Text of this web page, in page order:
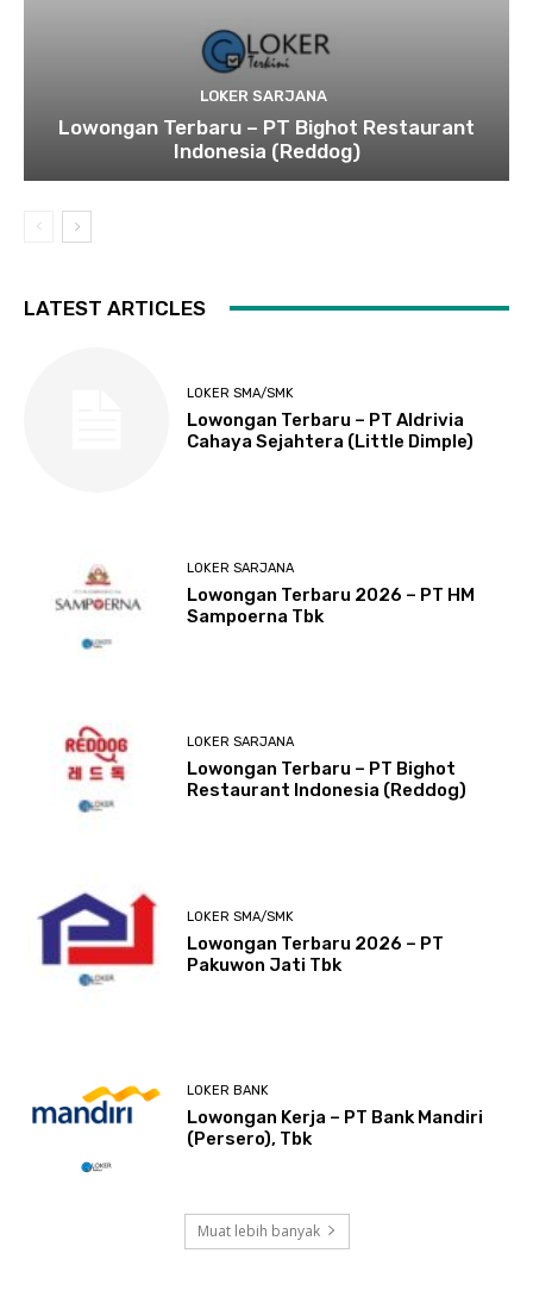
LOKER SARJANA
Lowongan Terbaru – PT Bighot Restaurant
Indonesia (Reddog)
LATEST ARTICLES
LOKER SMA/SMK
Lowongan Terbaru – PT Aldrivia
Cahaya Sejahtera (Little Dimple)
LOKER SARJANA
Lowongan Terbaru 2026 – PT HM
Sampoerna Tbk
LOKER SARJANA
Lowongan Terbaru – PT Bighot
Restaurant Indonesia (Reddog)
LOKER SMA/SMK
Lowongan Terbaru 2026 – PT
Pakuwon Jati Tbk
LOKER BANK
Lowongan Kerja – PT Bank Mandiri
(Persero), Tbk
Muat lebih banyak